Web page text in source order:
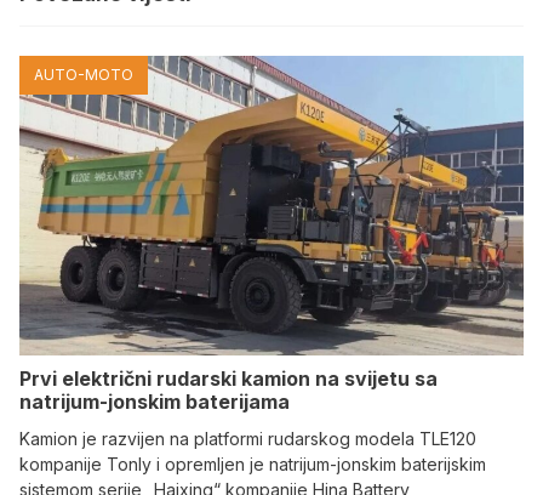
AUTO-MOTO
Prvi električni rudarski kamion na svijetu sa
natrijum-jonskim baterijama
Kamion je razvijen na platformi rudarskog modela TLE120
kompanije Tonly i opremljen je natrijum-jonskim baterijskim
sistemom serije „Haixing“ kompanije Hina Battery